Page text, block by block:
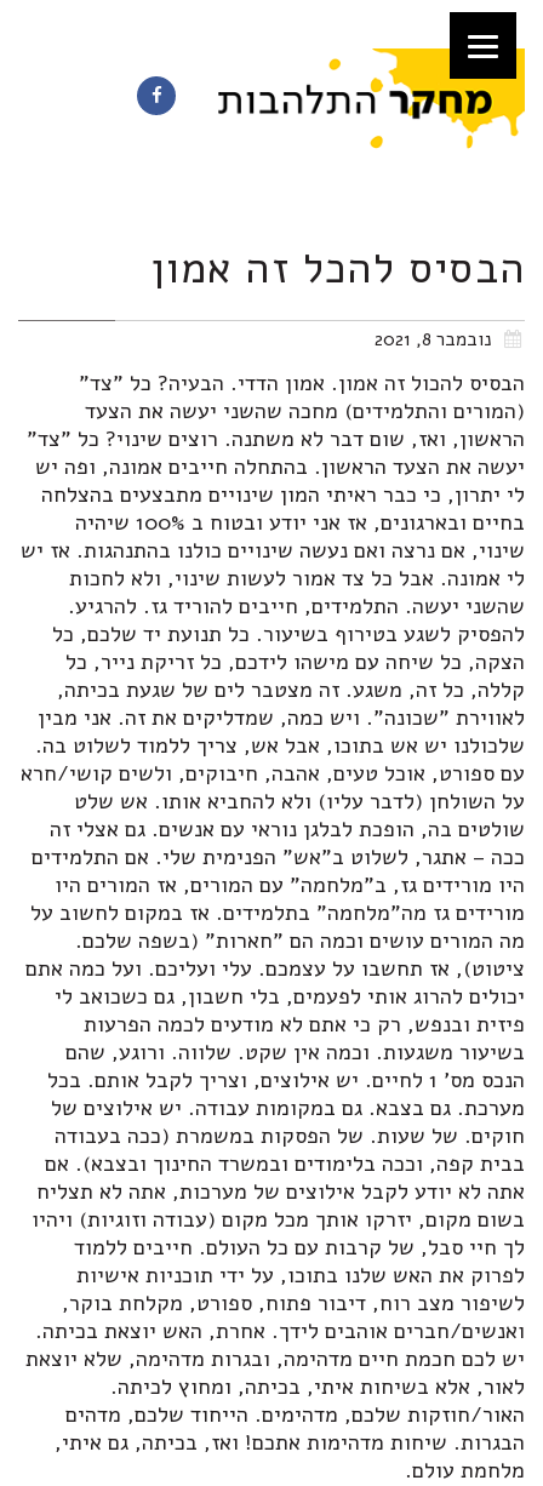
הבסיס להכל זה אמון
נובמבר 8, 2021
הבסיס להכול זה אמון. אמון הדדי. הבעיה? כל "צד"
(המורים והתלמידים) מחכה שהשני יעשה את הצעד
הראשון, ואז, שום דבר לא משתנה. רוצים שינוי? כל "צד"
יעשה את הצעד הראשון. בהתחלה חייבים אמונה, ופה יש
לי יתרון, כי כבר ראיתי המון שינויים מתבצעים בהצלחה
בחיים ובארגונים, אז אני יודע ובטוח ב 100% שיהיה
שינוי, אם נרצה ואם נעשה שינויים כולנו בהתנהגות. אז יש
לי אמונה. אבל כל צד אמור לעשות שינוי, ולא לחכות
שהשני יעשה. התלמידים, חייבים להוריד גז. להרגיע.
להפסיק לשגע בטירוף בשיעור. כל תנועת יד שלכם, כל
הצקה, כל שיחה עם מישהו לידכם, כל זריקת נייר, כל
קללה, כל זה, משגע. זה מצטבר לים של שגעת בכיתה,
לאווירת "שכונה". ויש כמה, שמדליקים את זה. אני מבין
שלכולנו יש אש בתוכו, אבל אש, צריך ללמוד לשלוט בה.
עם ספורט, אוכל טעים, אהבה, חיבוקים, ולשים קושי/חרא
על השולחן (לדבר עליו) ולא להחביא אותו. אש שלט
שולטים בה, הופכת לבלגן נוראי עם אנשים. גם אצלי זה
ככה – אתגר, לשלוט ב"אש" הפנימית שלי. אם התלמידים
היו מורידים גז, ב"מלחמה" עם המורים, אז המורים היו
מורידים גז מה"מלחמה" בתלמידים. אז במקום לחשוב על
מה המורים עושים וכמה הם "חארות" (בשפה שלכם.
ציטוט), אז תחשבו על עצמכם. עלי ועליכם. ועל כמה אתם
יכולים להרוג אותי לפעמים, בלי חשבון, גם כשכואב לי
פיזית ובנפש, רק כי אתם לא מודעים לכמה הפרעות
בשיעור משגעות. וכמה אין שקט. שלווה. ורוגע, שהם
הנכס מס' 1 לחיים. יש אילוצים, וצריך לקבל אותם. בכל
מערכת. גם בצבא. גם במקומות עבודה. יש אילוצים של
חוקים. של שעות. של הפסקות במשמרת (ככה בעבודה
בבית קפה, וככה בלימודים ובמשרד החינוך ובצבא). אם
אתה לא יודע לקבל אילוצים של מערכות, אתה לא תצליח
בשום מקום, יזרקו אותך מכל מקום (עבודה וזוגיות) ויהיו
לך חיי סבל, של קרבות עם כל העולם. חייבים ללמוד
לפרוק את האש שלנו בתוכו, על ידי תוכניות אישיות
לשיפור מצב רוח, דיבור פתוח, ספורט, מקלחת בוקר,
ואנשים/חברים אוהבים לידך. אחרת, האש יוצאת בכיתה.
יש לכם חכמת חיים מדהימה, ובגרות מדהימה, שלא יוצאת
לאור, אלא בשיחות איתי, בכיתה, ומחוץ לכיתה.
האור/חוזקות שלכם, מדהימים. הייחוד שלכם, מדהים
הבגרות. שיחות מדהימות אתכם! ואז, בכיתה, גם איתי,
מלחמת עולם.